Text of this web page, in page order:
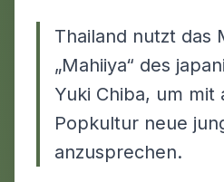
Thailand nutzt das
„Mahiiya“ des
Yuki Chiba, um mit
Popkultur neue
anzusprechen.